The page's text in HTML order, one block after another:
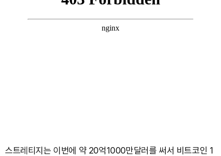
스트레티지는 이번에 약 20억1000만달러를 써서 비트코인 1